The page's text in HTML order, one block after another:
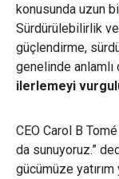
konusunda uzun
Sürdürülebilirlik
güçlendirme,
genelinde
ilerlemeyi
CEO Carol B
da sunuyoruz.”
gücümüze